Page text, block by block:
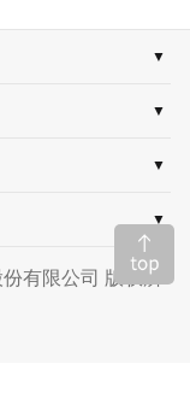
▼
▼
▼
▼
有限公司 版权所